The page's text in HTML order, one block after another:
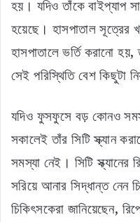
হয়। যদিও তাঁকে বাইপ্যাপ
হয়েছে। হাসপাতাল সূত্রের
হাসপাতালে ভর্তি করানো
সেই পরিস্থিতি বেশ কিছুটা
যদিও ফুসফুসে বড় কোনও
সকালেই তাঁর সিটি স্ক্যান
সমস্যা নেই। সিটি স্ক্যানের
সরিয়ে আনার সিদ্ধান্ত নেন
চিকিৎসকেরা জানিয়েছেন,